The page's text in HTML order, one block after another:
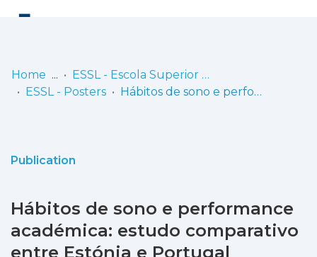
Statistics
Home
ESSL - Escola Superior de Saúde de Lisboa
ESSL - Posters
Hábitos de sono e performance académica: estudo comparativo entre Estónia e Portugal
Publication
Hábitos de sono e performance
académica: estudo comparativo
entre Estónia e Portugal